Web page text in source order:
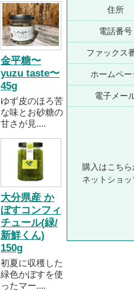
金平糖〜
yuzu taste〜
45g
ゆず皮のほろ苦
な味とお砂糖の
甘さが見....
大分県産 か
ぼすコンフィ
チュール(緑/
新鮮くん)
150g
初夏に収穫した
緑色かぼすを使
ったマー....
住所
電話番号
ファックス
ホームペー
電子メー
購入はこちら
ネットショ